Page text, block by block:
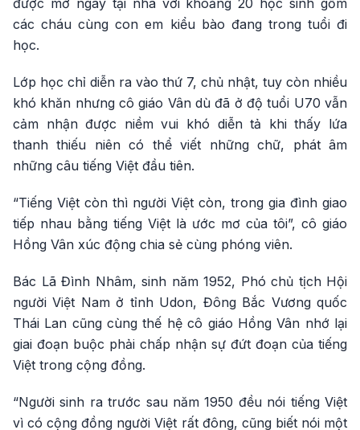
các cháu cùng con em kiểu bào đang trong tuổi đi
học.
Lớp học chỉ diễn ra vào thứ 7, chủ nhật, tuy còn nhiều
khó khăn nhưng cô giáo Vân dù đã ở độ tuổi U70 vẫn
cảm nhận được niềm vui khó diễn tả khi thấy lứa
thanh thiếu niên có thể viết những chữ, phát âm
những câu tiếng Việt đầu tiên.
“Tiếng Việt còn thì người Việt còn, trong gia đình giao
tiếp nhau bằng tiếng Việt là ước mơ của tôi”, cô giáo
Hồng Vân xúc động chia sẻ cùng phóng viên.
Bác Lã Đình Nhâm, sinh năm 1952, Phó chủ tịch Hội
người Việt Nam ở tỉnh Udon, Đông Bắc Vương quốc
Thái Lan cũng cùng thế hệ cô giáo Hồng Vân nhớ lại
giai đoạn buộc phải chấp nhận sự đứt đoạn của tiếng
Việt trong cộng đồng.
“Người sinh ra trước sau năm 1950 đều nói tiếng Việt
vì có cộng đồng người Việt rất đông, cũng biết nói một